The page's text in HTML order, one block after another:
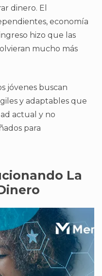
dinero. El
economía
hizo que las
mucho más
jóvenes buscan
y adaptables que
actual y no
para
La